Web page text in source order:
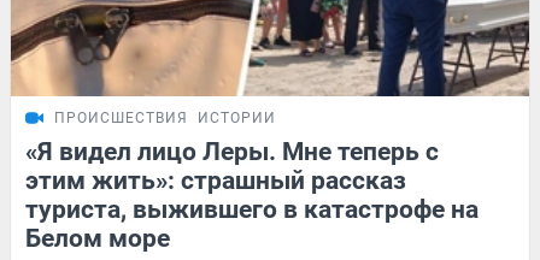
ПРОИСШЕСТВИЯ ИСТОРИИ
«Я видел лицо Леры. Мне теперь с
этим жить»: страшный рассказ
туриста, выжившего в катастрофе на
Белом море